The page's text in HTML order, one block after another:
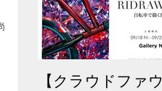
【クラウドファ